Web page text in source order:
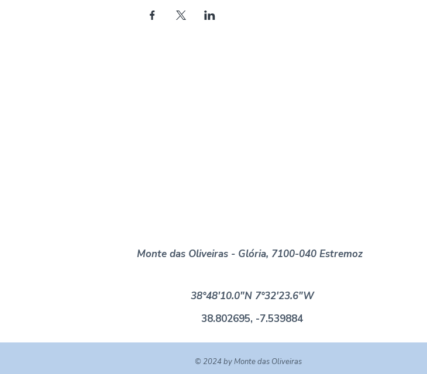
Monte das Oliveiras - Glória, 7100-040 Estremoz
38°48'10.0"N 7°32'23.6"W
38.802695, -7.539884
© 2024 by Monte das Oliveiras